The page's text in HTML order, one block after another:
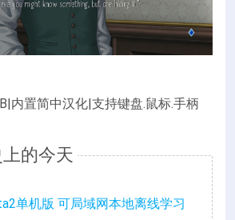
内置简中汉化|支持键盘.鼠标.手柄
的今天
单机版 可局域网本地离线学习